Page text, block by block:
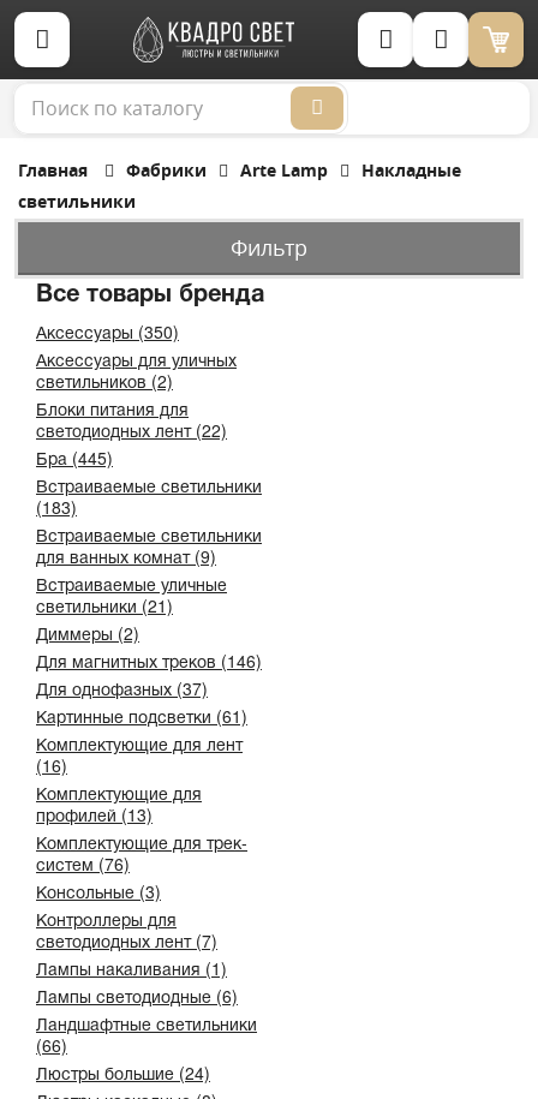
Корзина (0)
Главная Фабрики Arte Lamp
Накладные
светильники
Фильтр
Все товары бренда
Аксессуары (350)
Аксессуары для уличных
светильников (2)
Блоки питания для
светодиодных лент (22)
Бра (445)
Встраиваемые светильники
(183)
Встраиваемые светильники
для ванных комнат (9)
Встраиваемые уличные
светильники (21)
Диммеры (2)
Для магнитных треков (146)
Для однофазных (37)
Картинные подсветки (61)
Комплектующие для лент
(16)
Комплектующие для
профилей (13)
Комплектующие для трек-
систем (76)
Консольные (3)
Контроллеры для
светодиодных лент (7)
Лампы накаливания (1)
Лампы светодиодные (6)
Ландшафтные светильники
(66)
Люстры большие (24)